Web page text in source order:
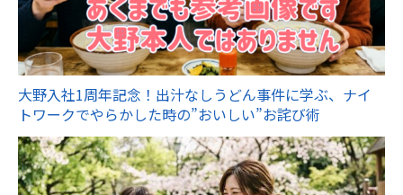
大野入社1周年記念！出汁なしうどん事件に学ぶ、ナイ
トワークでやらかした時の”おいしい”お詫び術